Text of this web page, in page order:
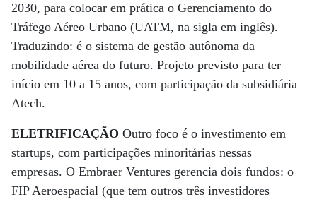
2030, para colocar em prática o Gerenciamento do
Tráfego Aéreo Urbano (UATM, na sigla em inglês).
Traduzindo: é o sistema de gestão autônoma da
mobilidade aérea do futuro. Projeto previsto para ter
início em 10 a 15 anos, com participação da subsidiária
Atech.
ELETRIFICAÇÃO Outro foco é o investimento em
startups, com participações minoritárias nessas
empresas. O Embraer Ventures gerencia dois fundos: o
FIP Aeroespacial (que tem outros três investidores